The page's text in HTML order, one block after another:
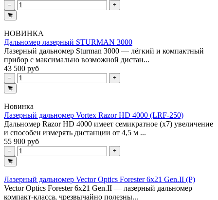
НОВИНКА
Дальномер лазерный STURMAN 3000
Лазерный дальномер Sturman 3000 — лёгкий и компактный
прибор с максимально возможной дистан...
43 500 руб
Новинка
Лазерный дальномер Vortex Razor HD 4000 (LRF-250)
Дальномер Razor HD 4000 имеет семикратное (х7) увеличение
и способен измерять дистанции от 4,5 м ...
55 900 руб
Лазерный дальномер Vector Optics Forester 6x21 Gen.II (P)
Vector Optics Forester 6x21 Gen.II — лазерный дальномер
компакт-класса, чрезвычайно полезны...